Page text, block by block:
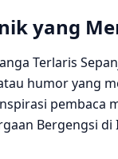
yang
Terlaris
humor yang
pembaca
Bergengsi